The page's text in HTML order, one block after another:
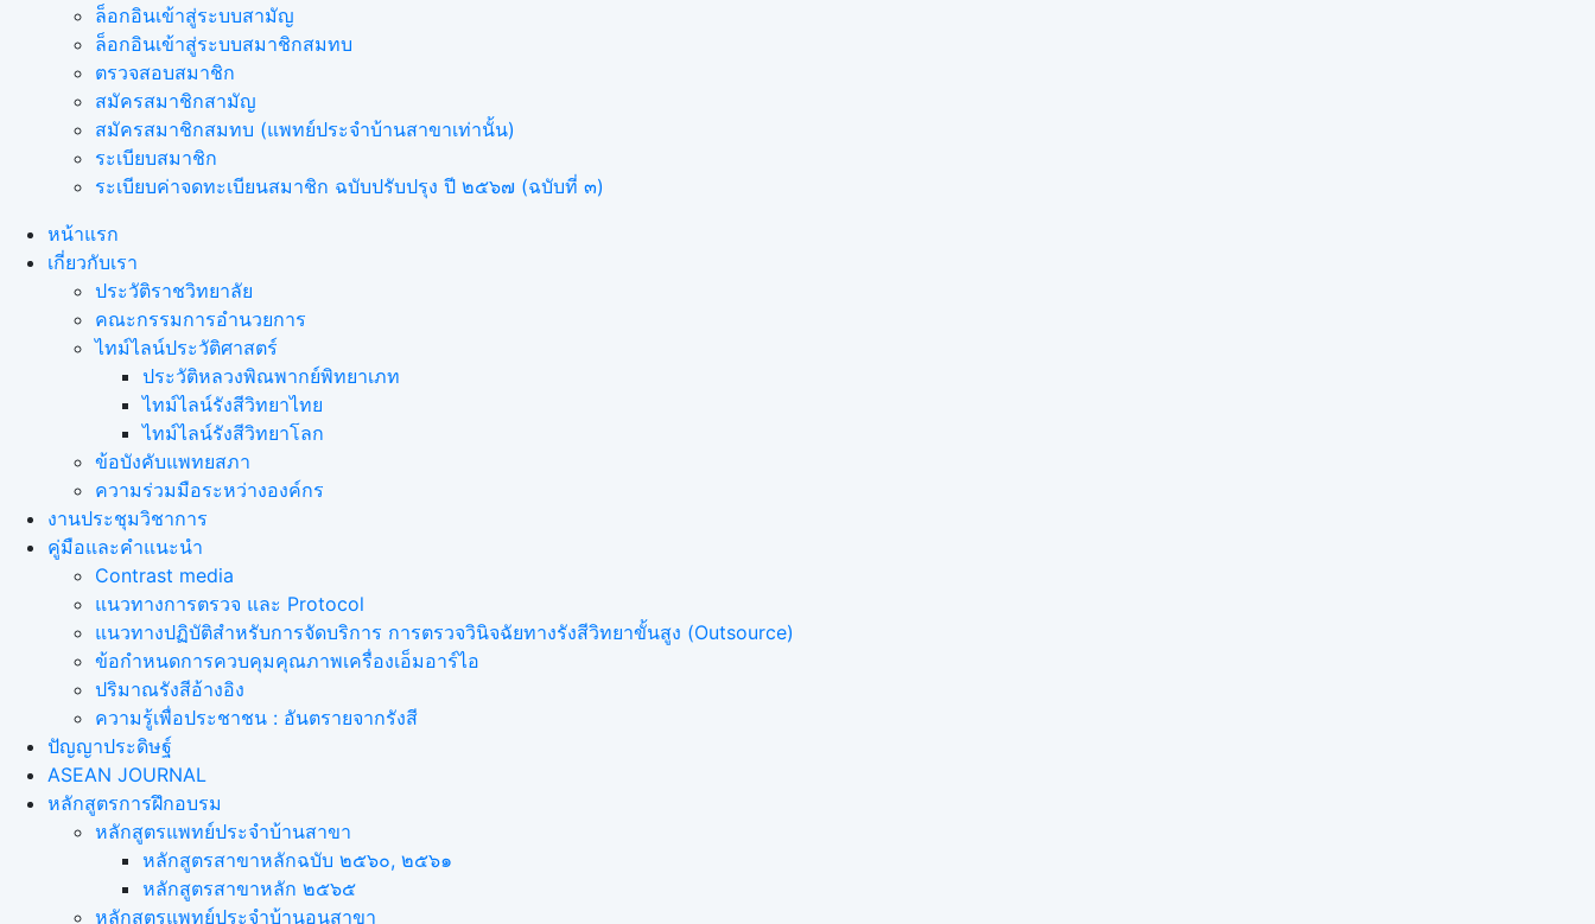
ล็อกอินเข้าสู่ระบบสามัญ
ล็อกอินเข้าสู่ระบบสมาชิกสมทบ
ตรวจสอบสมาชิก
สมัครสมาชิกสามัญ
สมัครสมาชิกสมทบ (แพทย์ประจำบ้านสาขาเท่านั้น)
ระเบียบสมาชิก
ระเบียบค่าจดทะเบียนสมาชิก ฉบับปรับปรุง ปี ๒๕๖๗ (ฉบับที่ ๓)
หน้าแรก
เกี่ยวกับเรา
ประวัติราชวิทยาลัย
คณะกรรมการอำนวยการ
ไทม์ไลน์ประวัติศาสตร์
ประวัติหลวงพิณพากย์พิทยาเภท
ไทม์ไลน์รังสีวิทยาไทย
ไทม์ไลน์รังสีวิทยาโลก
ข้อบังคับแพทยสภา
ความร่วมมือระหว่างองค์กร
งานประชุมวิชาการ
คู่มือและคำแนะนำ
Contrast media
แนวทางการตรวจ และ Protocol
แนวทางปฏิบัติสำหรับการจัดบริการ การตรวจวินิจฉัยทางรังสีวิทยาขั้นสูง (Outsource)
ข้อกำหนดการควบคุมคุณภาพเครื่องเอ็มอาร์ไอ
ปริมาณรังสีอ้างอิง
ความรู้เพื่อประชาชน : อันตรายจากรังสี
ปัญญาประดิษฐ์
ASEAN JOURNAL
หลักสูตรการฝึกอบรม
หลักสูตรแพทย์ประจำบ้านสาขา
หลักสูตรสาขาหลักฉบับ ๒๕๖๐, ๒๕๖๑
หลักสูตรสาขาหลัก ๒๕๖๕
หลักสูตรแพทย์ประจำบ้านอนุสาขา